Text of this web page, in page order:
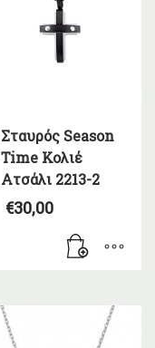
Σταυρός Season
Time Κολιέ
Ατσάλι 2213-2
€30,00